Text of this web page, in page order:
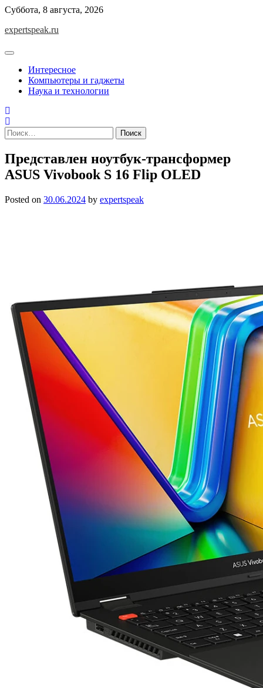
Skip
content
Суббота, 8 августа, 2026
expertspeak.ru
Интересное
Компьютеры и гаджеты
Наука и технологии
Найти:
Представлен ноутбук-трансформер
ASUS Vivobook S 16 Flip OLED
Posted on 30.06.2024 by expertspeak